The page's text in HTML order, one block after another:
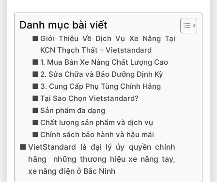
Danh mục bài viết
Giới Thiệu Về Dịch Vụ Xe Nâng Tại
KCN Thạch Thất – Vietstandard
1. Mua Bán Xe Nâng Chất Lượng Cao
2. Sửa Chữa và Bảo Dưỡng Định Kỳ
3. Cung Cấp Phụ Tùng Chính Hãng
Tại Sao Chọn Vietstandard?
Sản phẩm đa dạng
Chất lượng sản phẩm và dịch vụ
Chính sách bảo hành và hậu mãi
VietStandard là đại lý ủy quyền chính
hãng những thương hiệu xe nâng tay,
xe nâng điện ở Bắc Ninh